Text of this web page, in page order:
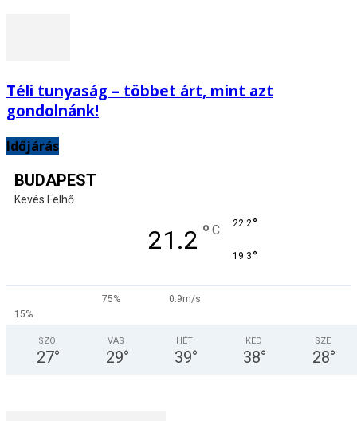
Téli tunyaság – többet árt, mint azt
gondolnánk!
Időjárás
BUDAPEST
Kevés Felhő
21.2 ° C 22.2°
19.3 °
75%
0.9m/s
15%
SZO
27°
VAS
29°
HÉT
39°
KED
38°
SZE
28°